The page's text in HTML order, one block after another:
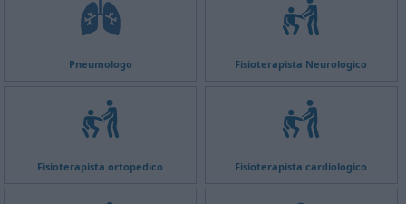
Pneumologo Fisioterapista Neurologico
Fisioterapista ortopedico Fisioterapista cardiologico